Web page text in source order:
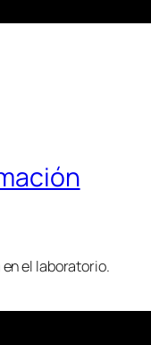
el laboratorio.